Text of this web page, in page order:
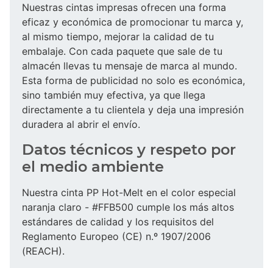
Nuestras cintas impresas ofrecen una forma
eficaz y económica de promocionar tu marca y,
al mismo tiempo, mejorar la calidad de tu
embalaje. Con cada paquete que sale de tu
almacén llevas tu mensaje de marca al mundo.
Esta forma de publicidad no solo es económica,
sino también muy efectiva, ya que llega
directamente a tu clientela y deja una impresión
duradera al abrir el envío.
Datos técnicos y respeto por
el medio ambiente
Nuestra cinta PP Hot-Melt en el color especial
naranja claro - #FFB500 cumple los más altos
estándares de calidad y los requisitos del
Reglamento Europeo (CE) n.º 1907/2006
(REACH).